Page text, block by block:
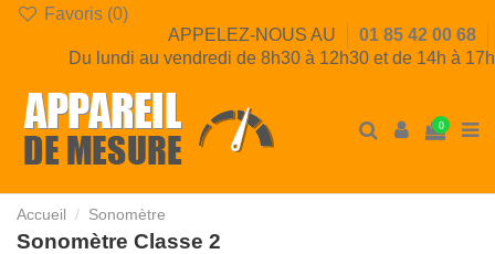
Favoris (0)
APPELEZ-NOUS AU
01 85 42 00 68
Du lundi au vendredi de 8h30 à 12h30 et de 14h à 17h
0
Accueil Sonomètre
Sonomètre Classe 2